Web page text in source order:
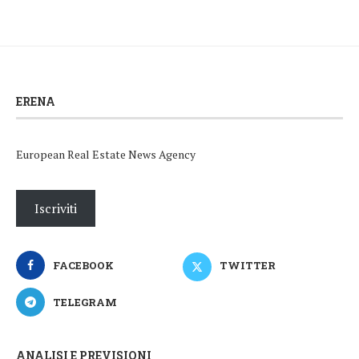
ERENA
European Real Estate News Agency
Iscriviti
FACEBOOK TWITTER
TELEGRAM
ANALISI E PREVISIONI